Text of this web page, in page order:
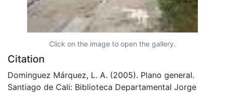
Click on the image to open the gallery.
Citation
Dominguez Márquez, L. A. (2005). Plano general.
Santiago de Cali: Biblioteca Departamental Jorge